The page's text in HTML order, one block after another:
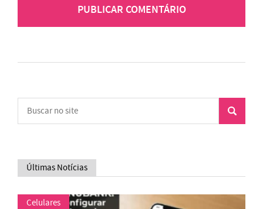
Últimas Notícias
Celulares